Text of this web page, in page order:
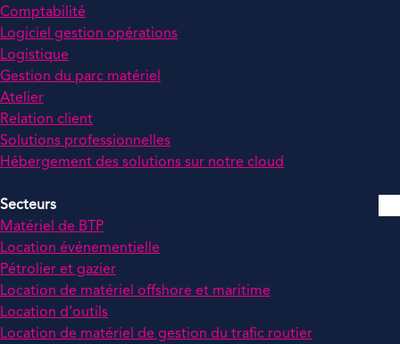
Comptabilité
Logiciel gestion opérations
Logistique
Gestion du parc matériel
Atelier
Relation client
Solutions professionnelles
Hébergement des solutions sur notre cloud
Secteurs
Matériel de BTP
Location événementielle
Pétrolier et gazier
Location de matériel offshore et maritime
Location d’outils
Location de matériel de gestion du trafic routier